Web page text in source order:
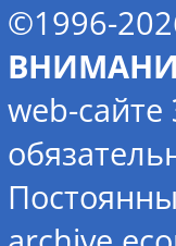
©1996-
web-